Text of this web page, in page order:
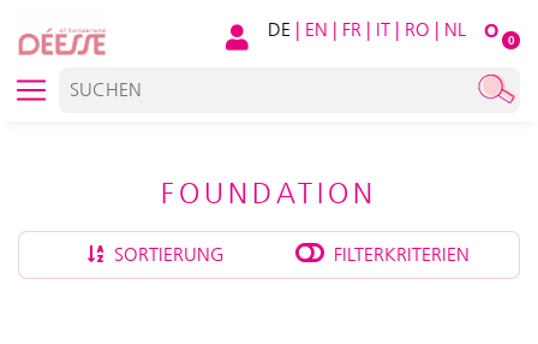
O 0
DE | EN | FR | IT | RO | NL
FOUNDATION
SORTIERUNG FILTERKRITERIEN